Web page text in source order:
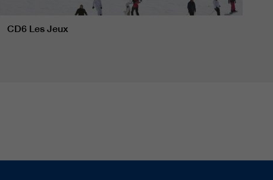
CD6 Les Jeux